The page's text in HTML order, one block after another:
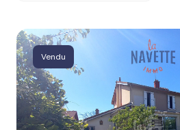
services
Estimation
Nos
avis
Vendu